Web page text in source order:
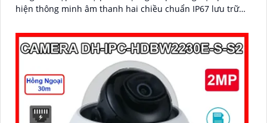
hiện thông minh âm thanh hai chiều chuẩn IP67 lưu trữ